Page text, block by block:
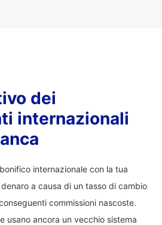
dei
internazionali
internazionale con la tua
a causa di un tasso di cambio
commissioni nascoste.
usano ancora un vecchio sistema